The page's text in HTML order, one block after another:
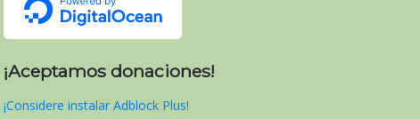
¡Aceptamos donaciones!
¡Considere instalar Adblock Plus!